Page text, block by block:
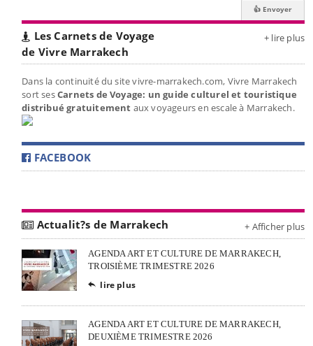
Les Carnets de Voyage
de Vivre Marrakech
+ lire plus
Dans la continuité du site vivre-marrakech.com, Vivre Marrakech
sort sesCarnets de Voyage: un guide culturel et touristique
distribué gratuitement aux voyageurs en escale à Marrakech.
FACEBOOK
Actualit?s de Marrakech + Afficher plus
AGENDA ART ET CULTURE DE MARRAKECH,
TROISIÈME TRIMESTRE 2026
 lire plus
AGENDA ART ET CULTURE DE MARRAKECH,
DEUXIÈME TRIMESTRE 2026